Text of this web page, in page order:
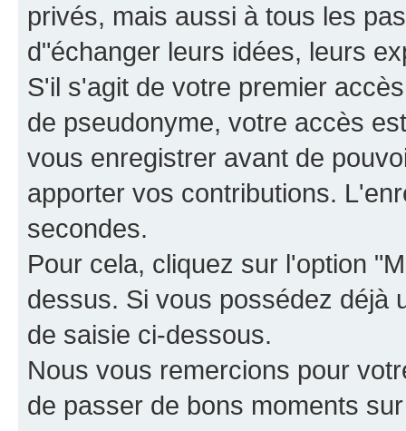
privés, mais aussi à tous les
d"échanger leurs idées, leurs
S'il s'agit de votre premier
de pseudonyme, votre accès
vous enregistrer avant de
apporter vos contributions.
secondes.
Pour cela, cliquez sur l'option
dessus. Si vous possédez déjà
de saisie ci-dessous.
Nous vous remercions pour
de passer de bons moments